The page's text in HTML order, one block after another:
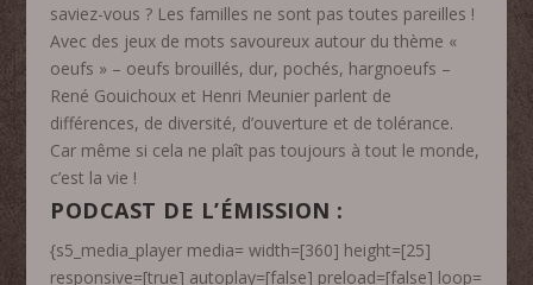
saviez-vous ? Les familles ne sont pas toutes pareilles !
Avec des jeux de mots savoureux autour du thème «
oeufs » – oeufs brouillés, dur, pochés, hargnoeufs –
René Gouichoux et Henri Meunier parlent de
différences, de diversité, d’ouverture et de tolérance.
Car même si cela ne plaît pas toujours à tout le monde,
c’est la vie !
PODCAST DE L’ÉMISSION :
{s5_media_player media= width=[360] height=[25]
responsive=[true] autoplay=[false] preload=[false] loop=